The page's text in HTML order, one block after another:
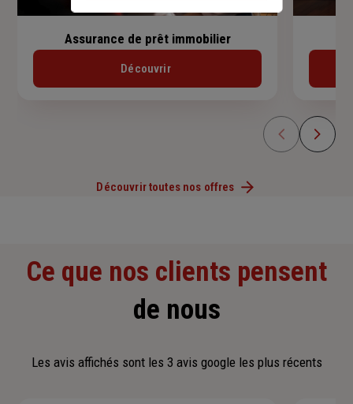
Assurance de prêt immobilier
Découvrir
Découvrir toutes nos offres
Ce que nos clients pensent
de nous
Les avis affichés sont les 3 avis google les plus récents